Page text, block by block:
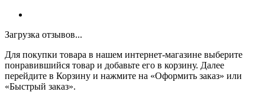
Загрузка отзывов...
Для покупки товара в нашем интернет-магазине выберите
понравившийся товар и добавьте его в корзину. Далее
перейдите в Корзину и нажмите на «Оформить заказ» или
«Быстрый заказ».